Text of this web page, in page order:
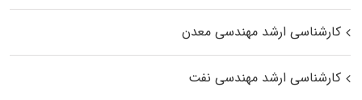
کارشناسی ارشد مهندسی معدن
کارشناسی ارشد مهندسی نفت